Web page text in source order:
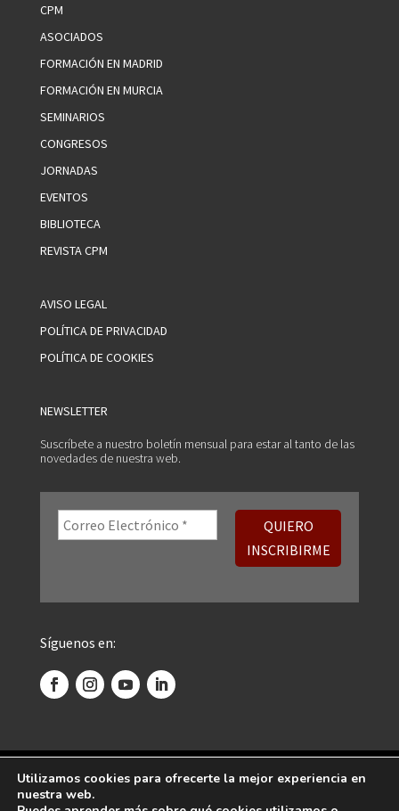
CPM
ASOCIADOS
FORMACIÓN EN MADRID
FORMACIÓN EN MURCIA
SEMINARIOS
CONGRESOS
JORNADAS
EVENTOS
BIBLIOTECA
REVISTA CPM
AVISO LEGAL
POLÍTICA DE PRIVACIDAD
POLÍTICA DE COOKIES
NEWSLETTER
Suscríbete a nuestro boletín mensual para estar al tanto de las
novedades de nuestra web.
Síguenos en:
©2026 Centro Psicoanalítico de Madrid. Todos
los derechos reservados.
Utilizamos cookies para ofrecerte la mejor experiencia en
nuestra web.